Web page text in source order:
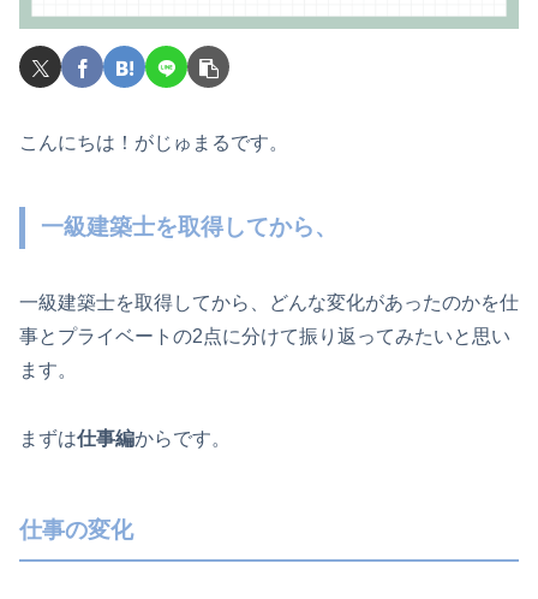
こんにちは！がじゅまるです。
一級建築士を取得してから、
一級建築士を取得してから、どんな変化があったのかを仕
事とプライベートの2点に分けて振り返ってみたいと思い
ます。
まずは仕事編からです。
仕事の変化